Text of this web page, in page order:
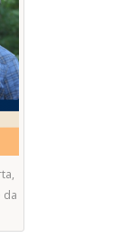
da